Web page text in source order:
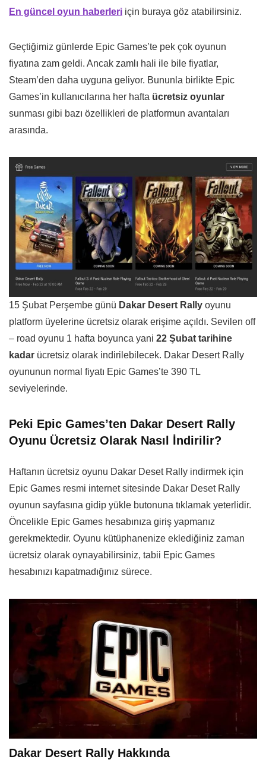
En güncel oyun haberleri için buraya göz atabilirsiniz.
Geçtiğimiz günlerde Epic Games’te pek çok oyunun
fiyatına zam geldi. Ancak zamlı hali ile bile fiyatlar,
Steam’den daha uyguna geliyor. Bununla birlikte Epic
Games’in kullanıcılarına her hafta ücretsiz oyunlar
sunması gibi bazı özellikleri de platformun avantaları
arasında.
15 Şubat Perşembe günü Dakar Desert Rally oyunu
platform üyelerine ücretsiz olarak erişime açıldı. Sevilen off
– road oyunu 1 hafta boyunca yani 22 Şubat tarihine
kadar ücretsiz olarak indirilebilecek. Dakar Desert Rally
oyununun normal fiyatı Epic Games’te 390 TL
seviyelerinde.
Peki Epic Games’ten Dakar Desert Rally
Oyunu Ücretsiz Olarak Nasıl İndirilir?
Haftanın ücretsiz oyunu Dakar Deset Rally indirmek için
Epic Games resmi internet sitesinde Dakar Deset Rally
oyunun sayfasına gidip yükle butonuna tıklamak yeterlidir.
Öncelikle Epic Games hesabınıza giriş yapmanız
gerekmektedir. Oyunu kütüphanenize eklediğiniz zaman
ücretsiz olarak oynayabilirsiniz, tabii Epic Games
hesabınızı kapatmadığınız sürece.
Dakar Desert Rally Hakkında